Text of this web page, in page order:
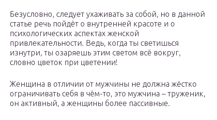
Безусловно, следует ухаживать за собой, но в данной
статье речь пойдёт о внутренней красоте и о
психологических аспектах женской
привлекательности. Ведь, когда ты светишься
изнутри, ты озаряешь этим светом всё вокруг,
словно цветок при цветении!
Женщина в отличии от мужчины не должна жёстко
ограничивать себя в чём-то, это мужчина – труженик,
он активный, а женщины более пассивные.